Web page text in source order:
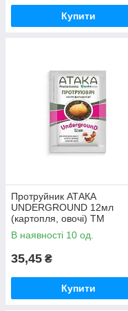
Купити
Протруйник АТАКА
UNDERGROUND 12мл
(картопля, овочі) ТМ
АГРОПРОТЕКШН
В наявності 10 од.
35,45 ₴
Купити